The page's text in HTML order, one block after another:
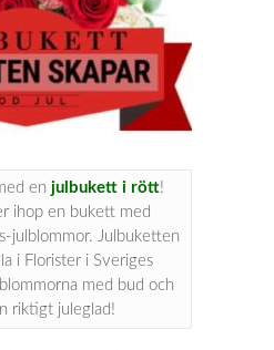
en julbukett i rött!
ihop en bukett med
julblommor. Julbuketten
i Florister i Sveriges
med bud och
riktigt juleglad!